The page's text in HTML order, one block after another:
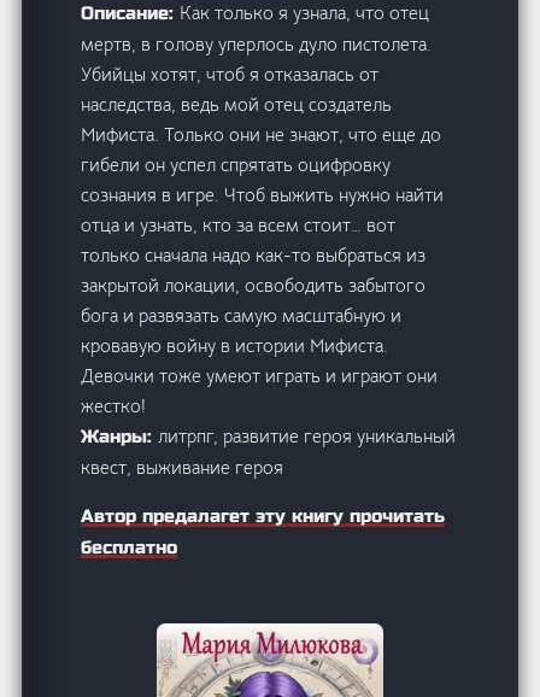
Описание: Как только я узнала, что отец
мертв, в голову уперлось дуло пистолета.
Убийцы хотят, чтоб я отказалась от
наследства, ведь мой отец создатель
Мифиста. Только они не знают, что еще до
гибели он успел спрятать оцифровку
сознания в игре. Чтоб выжить нужно найти
отца и узнать, кто за всем стоит… вот
только сначала надо как-то выбраться из
закрытой локации, освободить забытого
бога и развязать самую масштабную и
кровавую войну в истории Мифиста.
Девочки тоже умеют играть и играют они
жестко!
Жанры:литрпг, развитие героя уникальный
квест, выживание героя
Автор предалагет эту книгу прочитать
бесплатно